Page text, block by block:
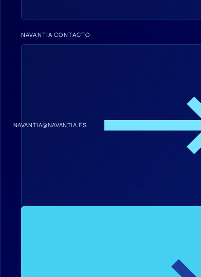
NAVANTIA CONTACTO
NAVANTIA@NAVANTIA.ES